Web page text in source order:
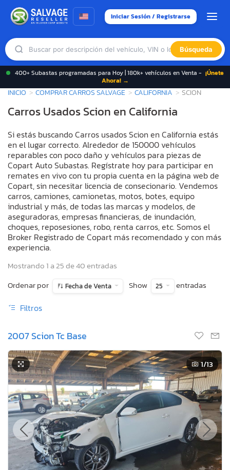
Iniciar Sesión / Registrarse
Búsqueda
400+ Subastas programadas para Hoy | 180k+ vehículos en Venta - ¡Únete
Ahora! →
INICIO COMPRAR CARROS SALVAGE CALIFORNIA SCION
Carros Usados Scion en California
Si estás buscando Carros usados Scion en California estás
en el lugar correcto. Alrededor de 150000 vehículos
reparables con poco daño y vehículos para piezas de
Copart Auto Subastas. Regístrate hoy para participar en
remates en vivo con tu propia cuenta en la página web de
Copart, sin necesitar licencia de consecionario. Vendemos
carros, camiones, camionetas, motos, botes, equipo
industrial y más, de todas las marcas y modelos, de
aseguradoras, empresas financieras, de inundación,
choques, reposesiones, robo, renta carros, etc. Somos el
Broker Registrado de Copart más recomendado y con más
experiencia.
Mostrando 1 a 25 de 40 entradas
Ordenar por
Fecha de Venta Show 25 entradas
Filtros
2007 Scion Tc Base
1/13